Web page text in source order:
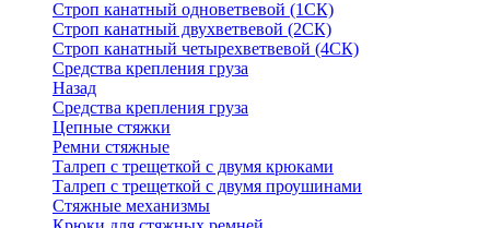
Строп канатный одноветвевой (1СК)
Строп канатный двухветвевой (2СК)
Строп канатный четырехветвевой (4СК)
Средства крепления груза
Назад
Средства крепления груза
Цепные стяжки
Ремни стяжные
Талреп с трещеткой с двумя крюками
Талреп с трещеткой с двумя проушинами
Стяжные механизмы